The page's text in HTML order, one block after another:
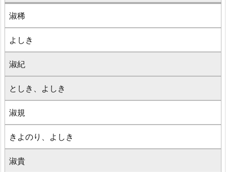
淑稀
よしき
淑紀
としき、よしき
淑規
きよのり、よしき
淑貴